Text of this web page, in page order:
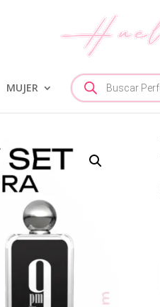
MUJER
Búsqueda
de
productos